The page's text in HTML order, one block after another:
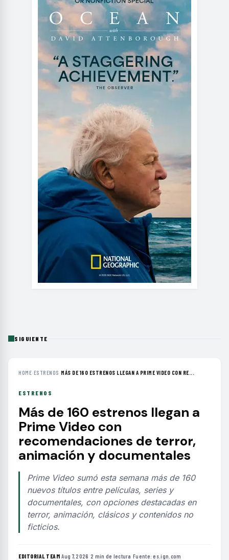
SIGUIENTE
HOME›ESTRENOS ›MÁS DE 160 ESTRENOS LLEGAN A PRIME VIDEO CON RE...
ESTRENOS
Más de 160 estrenos llegan a
Prime Video con
recomendaciones de terror,
animación y documentales
Prime Video sumó esta semana más de 160
nuevos títulos entre películas, series y
documentales, con opciones destacadas en
terror, animación, clásicos y contenidos no
ficticios.
EDITORIAL TEAM·Aug 7, 2026 ·2 min de lectura ·Fuente:es.ign.com